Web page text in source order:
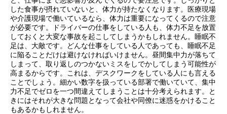
した食事が摂れていないと、体力が持たなくなります。医療現場
や介護現場で働いているなら、体力は重要になってくるので注意
が必要です。ドライバーの仕事をしている人も、体力不足を放置
しておくと大変な事故を起こしてしまうかもしれません。睡眠不
足は、大敵です。どんな仕事をしている人であっても、睡眠不足
に陥ることだけは避けなければいけません。昼間集中力が落ちて
しまって、取り返しのつかないミスをしでかしてしまう可能性が
高まるからです。これは、デスクワークをしている人にも言える
ことでしょう。細かい数字を扱っている部署で働いていて、集中
力不足でゼロを一つ間違えてしまうことは十分考えられます。と
きにはそれが大きな問題となって会社や同僚に迷惑をかけること
もあるかもしれません。